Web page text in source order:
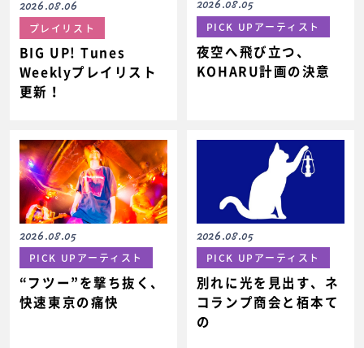
2026.08.06
プレイリスト
BIG UP! Tunes
Weeklyプレイリスト
更新！
2026.08.05
PICK UPアーティスト
夜空へ飛び立つ、
KOHARU計画の決意
2026.08.05
PICK UPアーティスト
“フツー”を撃ち抜く、
快速東京の痛快
2026.08.05
PICK UPアーティスト
別れに光を見出す、ネ
コランプ商会と栢本て
の